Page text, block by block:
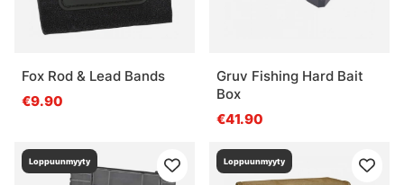
Fox Rod & Lead Bands
€9.90
Gruv Fishing Hard Bait
Box
€41.90
Loppuunmyyty Loppuunmyyty